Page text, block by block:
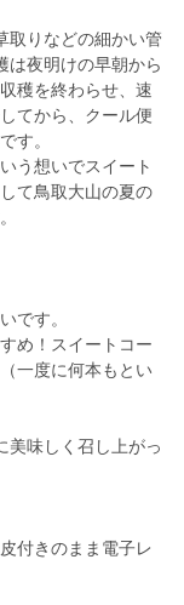
取りなどの細かい管
は夜明けの早朝から
穫を終わらせ、速
てから、クール便
す。
う想いでスイート
て鳥取大山の夏の
です。
め！スイートコー
一度に何本もとい
美味しく召し上がっ
付きのまま電子レ